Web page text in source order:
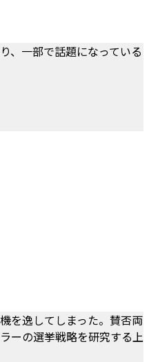
、一部で話題になっている
を逸してしまった。賛否両
ーの選挙戦略を研究する上